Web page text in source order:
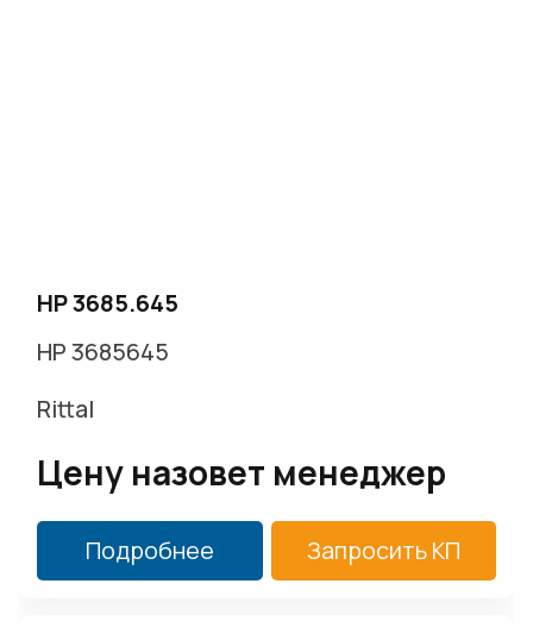
HP 3685.645
HP 3685645
Rittal
Цену назовет менеджер
Подробнее Запросить КП